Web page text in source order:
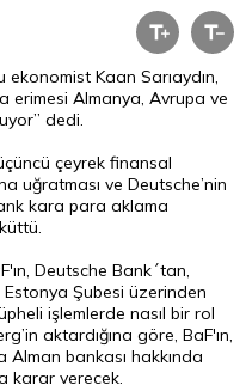
Kaan Sarıaydın,
erimesi Almanya, Avrupa ve
dedi.
çeyrek finansal
uğratması ve Deutsche’nin
kara para aklama
Deutsche Bank´tan,
Estonya Şubesi üzerinden
işlemlerde nasıl bir rol
aktardığına göre, BaF'ın,
bankası hakkında
karar verecek.